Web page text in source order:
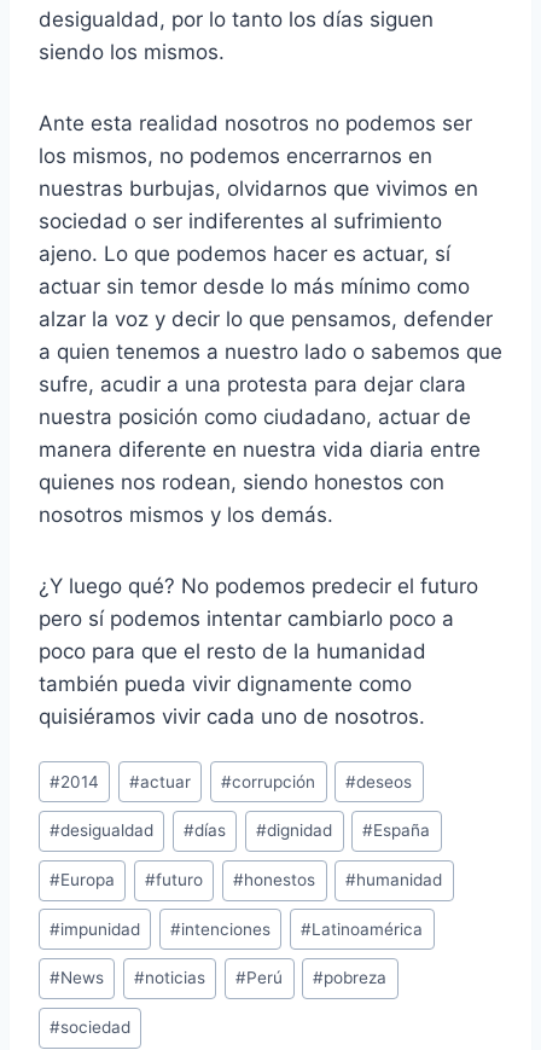
desigualdad, por lo tanto los días siguen
siendo los mismos.
Ante esta realidad nosotros no podemos ser
los mismos, no podemos encerrarnos en
nuestras burbujas, olvidarnos que vivimos en
sociedad o ser indiferentes al sufrimiento
ajeno. Lo que podemos hacer es actuar, sí
actuar sin temor desde lo más mínimo como
alzar la voz y decir lo que pensamos, defender
a quien tenemos a nuestro lado o sabemos que
sufre, acudir a una protesta para dejar clara
nuestra posición como ciudadano, actuar de
manera diferente en nuestra vida diaria entre
quienes nos rodean, siendo honestos con
nosotros mismos y los demás.
¿Y luego qué? No podemos predecir el futuro
pero sí podemos intentar cambiarlo poco a
poco para que el resto de la humanidad
también pueda vivir dignamente como
quisiéramos vivir cada uno de nosotros.
Etiquetas
de
la
entrada:
#2014 #actuar #corrupción #deseos
#desigualdad #días #dignidad #España
#Europa #futuro #honestos #humanidad
#impunidad #intenciones #Latinoamérica
#News #noticias #Perú #pobreza
#sociedad